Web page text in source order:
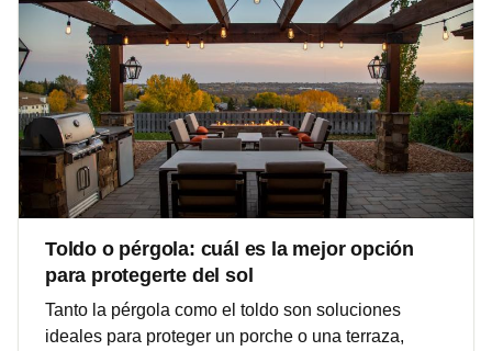
Toldo o pérgola: cuál es la mejor opción
para protegerte del sol
Tanto la pérgola como el toldo son soluciones
ideales para proteger un porche o una terraza,